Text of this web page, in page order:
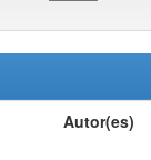
Autor(es)